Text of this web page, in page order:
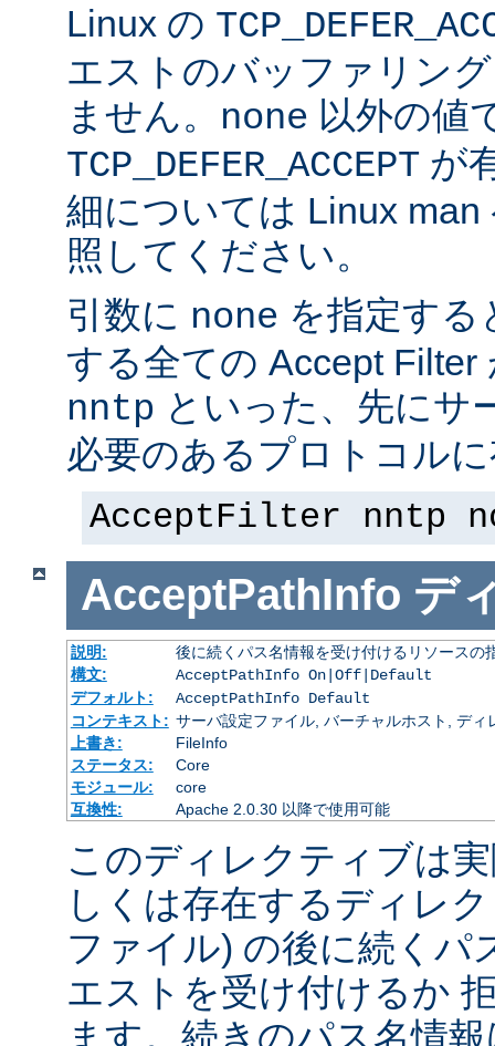
Linux の
エストのバッファリン
ません。 none 以外の値
TCP_DEFER_ACCEPT が
細については Linux
照してください。
引数に none を指定す
する全ての Accept Filter
nntp といった、先にサ
必要のあるプロトコル
AcceptFilter nntp
AcceptPathInfo デ
説明:
後に続くパス名情報を受け付けるリソースの
構文:
AcceptPathInfo On|Off|Default
デフォルト:
AcceptPathInfo Default
コンテキスト: サーバ設定ファイル, バーチャルホスト, ディ
上書き:
FileInfo
ステータス:
Core
モジュール:
core
互換性:
Apache 2.0.30 以降で使用可能
このディレクティブは
しくは存在するディレ
ファイル) の後に続くパ
エストを受け付けるか
ます。続きのパス名情